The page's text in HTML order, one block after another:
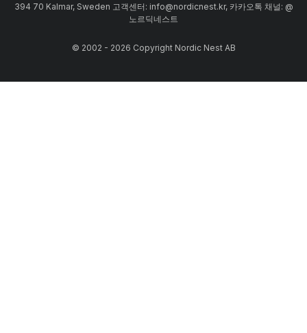
394 70 Kalmar, Sweden 고객센터: info@nordicnest.kr, 카카오톡 채널: @
노르딕네스트
© 2002 - 2026 Copyright Nordic Nest AB